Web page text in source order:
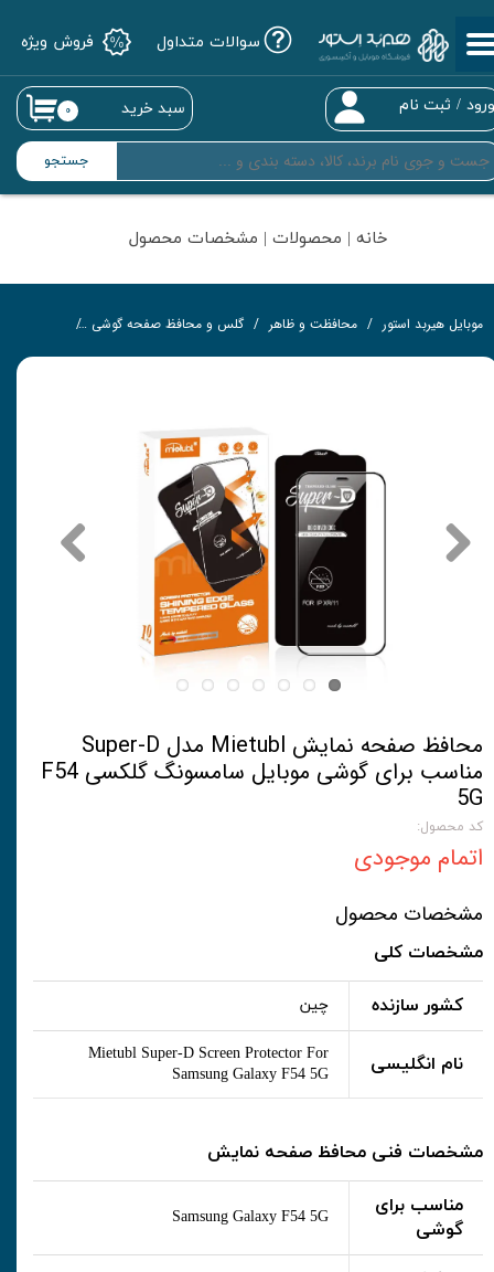
جستجو
/ ثبت نام
حساب کاربری من
تغییر گذر واژه
سفارشات
خروج از حساب کاربری
۰ سبد خرید
سوالات متداول فروش ویژه
خانه | محصولات | مشخصات محصول
موبایل هیربد استور محافظت و ظاهر گلس و محافظ صفحه گوشی
محافظ صفحه نمایش Mietubl مدل Super-D
مناسب برای گوشی موبایل سامسونگ گلکسی F54
5G
کد محصول:
اتمام موجودی
مشخصات محصول
مشخصات کلی
کشور سازنده چین
نام انگلیسی
Mietubl Super-D Screen Protector For
Samsung Galaxy F54 5G
مشخصات فنی محافظ صفحه نمایش
مناسب برای
گوشی
Samsung Galaxy F54 5G